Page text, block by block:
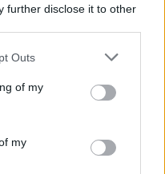
further disclose it to other
Outs
of my
my